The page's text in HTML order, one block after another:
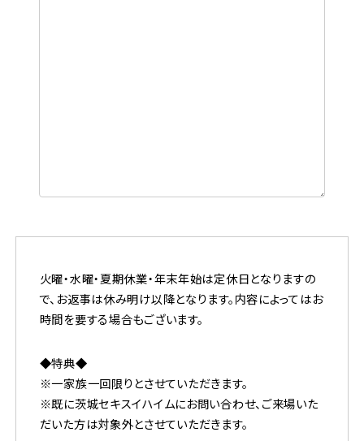
火曜・水曜・夏期休業・年末年始は定休日となりますの
で、お返事は休み明け以降となります。内容によってはお
時間を要する場合もございます。
◆特典◆
※一家族一回限りとさせていただきます。
※既に茨城セキスイハイムにお問い合わせ、ご来場いた
だいた方は対象外とさせていただきます。